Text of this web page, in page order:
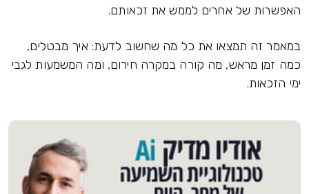
האפשרות של אחרים לממש את זכאותם.
במאמר זה תמצאו את כל מה שחשוב לדעת: איך מבטלים,
כמה זמן מראש, מה קורה במקרה חירום, ומה המשמעות לגבי
ימי הזכאות.